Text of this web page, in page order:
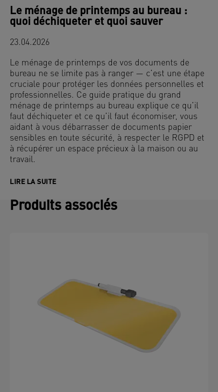
Le ménage de printemps au bureau :
quoi déchiqueter et quoi sauver
23.04.2026
Le ménage de printemps de vos documents de
bureau ne se limite pas à ranger — c’est une étape
cruciale pour protéger les données personnelles et
professionnelles. Ce guide pratique du grand
ménage de printemps au bureau explique ce qu’il
faut déchiqueter et ce qu’il faut économiser, vous
aidant à vous débarrasser de documents papier
sensibles en toute sécurité, à respecter le RGPD et
à récupérer un espace précieux à la maison ou au
travail.
LIRE LA SUITE
Produits associés